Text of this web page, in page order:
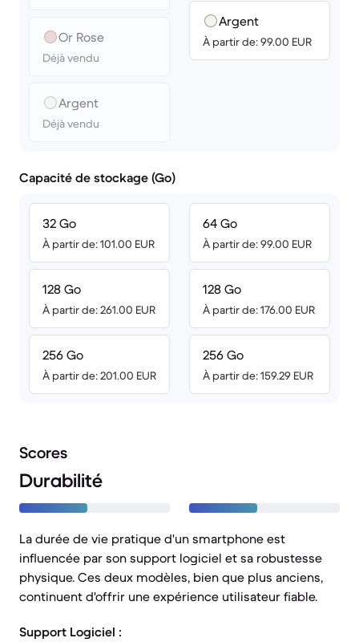
Or Rose
Déjà vendu
Argent
Déjà vendu
Argent
À partir de: 99.00 EUR
Capacité de stockage (Go)
32 Go
À partir de: 101.00 EUR
128 Go
À partir de: 261.00 EUR
256 Go
À partir de: 201.00 EUR
64 Go
À partir de: 99.00 EUR
128 Go
À partir de: 176.00 EUR
256 Go
À partir de: 159.29 EUR
Scores
Durabilité
La durée de vie pratique d'un smartphone est
influencée par son support logiciel et sa robustesse
physique. Ces deux modèles, bien que plus anciens,
continuent d'offrir une expérience utilisateur fiable.
Support Logiciel :